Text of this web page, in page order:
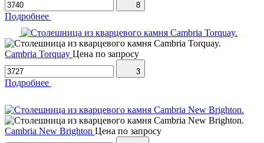
8
Подробнее
Cambria Torquay Цена по запросу
3
Подробнее
Cambria New Brighton Цена по запросу